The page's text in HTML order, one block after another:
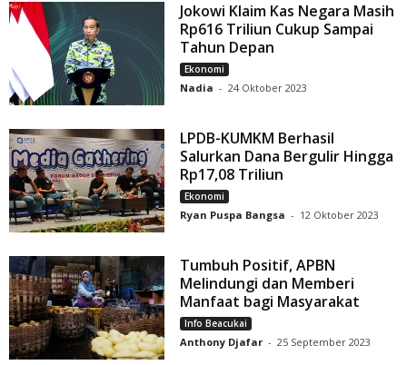
Jokowi Klaim Kas Negara Masih
Rp616 Triliun Cukup Sampai
Tahun Depan
Ekonomi
Nadia - 24 Oktober 2023
LPDB-KUMKM Berhasil
Salurkan Dana Bergulir Hingga
Rp17,08 Triliun
Ekonomi
Ryan Puspa Bangsa - 12 Oktober 2023
Tumbuh Positif, APBN
Melindungi dan Memberi
Manfaat bagi Masyarakat
Info Beacukai
Anthony Djafar - 25 September 2023